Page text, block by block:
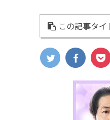
この記事タ